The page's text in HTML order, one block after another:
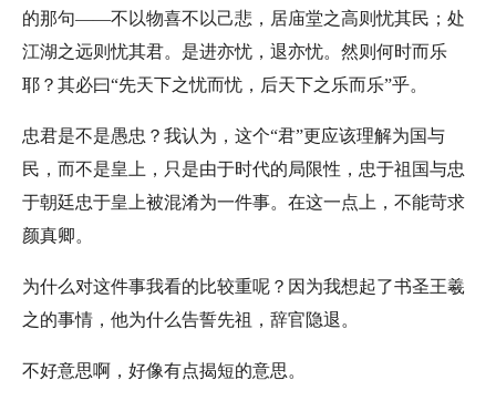
的那句——不以物喜不以己悲，居庙堂之高则忧其民；处
江湖之远则忧其君。是进亦忧，退亦忧。然则何时而乐
耶？其必曰“先天下之忧而忧，后天下之乐而乐”乎。
忠君是不是愚忠？我认为，这个“君”更应该理解为国与
民，而不是皇上，只是由于时代的局限性，忠于祖国与忠
于朝廷忠于皇上被混淆为一件事。在这一点上，不能苛求
颜真卿。
为什么对这件事我看的比较重呢？因为我想起了书圣王羲
之的事情，他为什么告誓先祖，辞官隐退。
不好意思啊，好像有点揭短的意思。